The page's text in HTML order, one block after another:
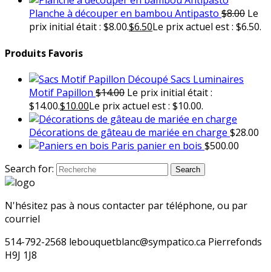
Planche à découper en bambou Antipasto $8.00 Le
prix initial était : $8.00.$6.50Le prix actuel est : $6.50.
Produits Favoris
Sacs Luminaires
Motif Papillon $14.00 Le prix initial était :
$14.00.$10.00Le prix actuel est : $10.00.
Décorations de gâteau de mariée en charge $28.00
Paris panier en bois $500.00
Search for:
Search
N'hésitez pas à nous contacter par téléphone, ou par
courriel
514-792-2568 lebouquetblanc@sympatico.ca Pierrefonds
H9J 1J8